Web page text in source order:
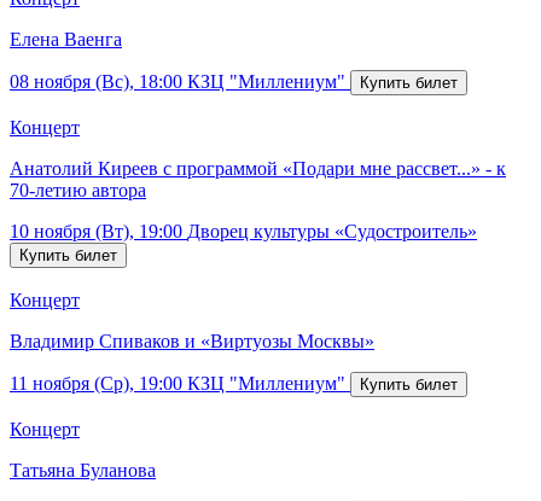
Елена Ваенга
08 ноября (Вс), 18:00 КЗЦ "Миллениум"
Концерт
Анатолий Киреев с программой «Подари мне рассвет...» - к
70-летию автора
10 ноября (Вт), 19:00 Дворец культуры «Судостроитель»
Концерт
Владимир Спиваков и «Виртуозы Москвы»
11 ноября (Ср), 19:00 КЗЦ "Миллениум"
Концерт
Татьяна Буланова